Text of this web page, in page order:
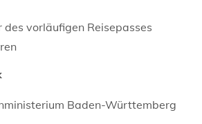
des vorläufigen Reisepasses
Baden-Württemberg